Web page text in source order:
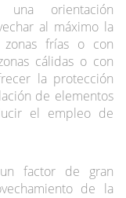
orientación
al máximo la
zonas frías o con
cálidas o con
la protección
de elementos
el empleo de
factor de gran
de la